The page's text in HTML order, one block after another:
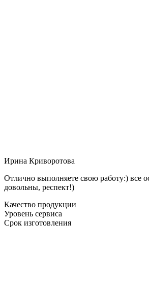
Ирина Криворотова
Отлично выполняете свою работу:) все
довольны, респект!)
Качество продукции
Уровень сервиса
Срок изготовления